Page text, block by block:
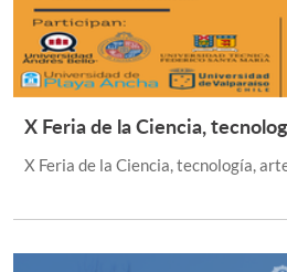
X Feria de la Ciencia,
X Feria de la Ciencia, tecnología,